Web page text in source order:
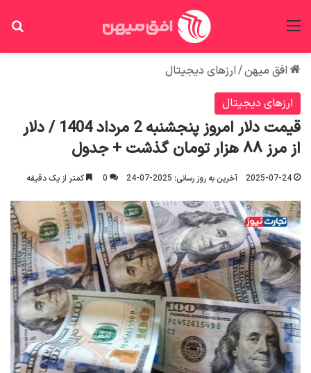
افق میهن/ارزهای دیجیتال
ارزهای دیجیتال
قیمت دلار امروز پنجشنبه 2 مرداد 1404 / دلار
از مرز ۸۸ هزار تومان گذشت + جدول
2025-07-24 آخرین به روز رسانی: 2025-07-24 0 کمتر از یک دقیقه